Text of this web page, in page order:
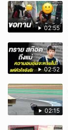
02:55
02:52
02:15